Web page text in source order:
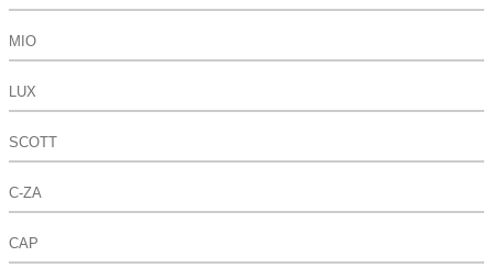
MIO
LUX
SCOTT
C-ZA
CAP